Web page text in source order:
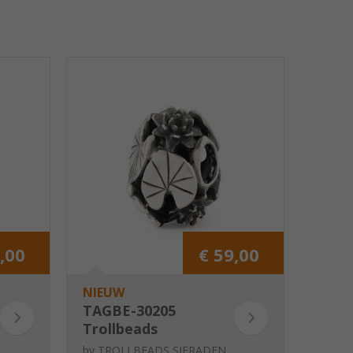
€ 59,00
NIEUW
TAGBE-30205
Trollbeads
Waterlelies van